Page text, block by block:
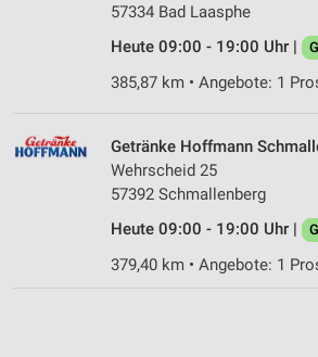
57334 Bad Laasphe
Heute 09:00 - 19:00 Uhr |
385,87 km • Angebote: 1
Getränke Hoffmann
Wehrscheid 25
57392 Schmallenberg
Heute 09:00 - 19:00 Uhr |
379,40 km • Angebote: 1